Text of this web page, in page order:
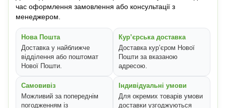
час оформлення замовлення або консультації з
менеджером.
Нова Пошта
Доставка у найближче
відділення або поштомат
Нової Пошти.
Кур’єрська доставка
Доставка кур’єром Нової
Пошти за вказаною
адресою.
Самовивіз
Можливий за попереднім
погодженням із
Індивідуальні умови
Для окремих товарів умови
доставки узгоджуються